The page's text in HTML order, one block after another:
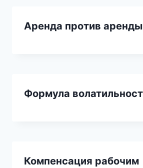
Аренда против аренды
Формула
Компенсация рабочим